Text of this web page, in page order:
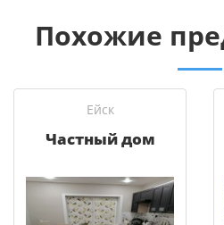
Похожие
Ейск
Частный дом